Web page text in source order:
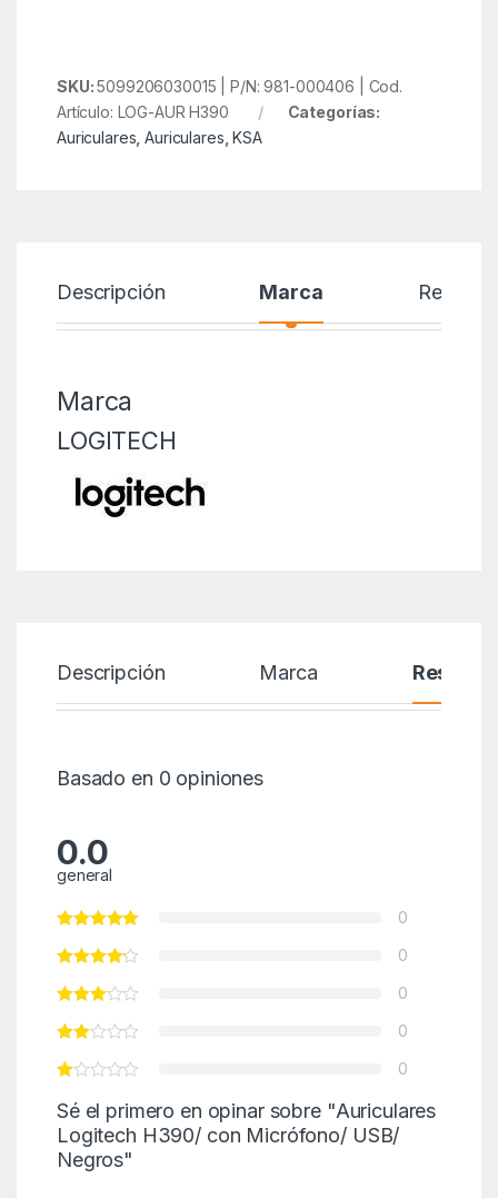
SKU:5099206030015 | P/N: 981-000406 | Cod.
Artículo: LOG-AUR H390
Categorías:
Auriculares ,Auriculares ,KSA
Descripción Marca Reseñas
Marca
LOGITECH
Descripción Marca Reseñas
Basado en 0 opiniones
0.0
general
0
0
0
0
0
Sé el primero en opinar sobre "Auriculares
Logitech H390/ con Micrófono/ USB/
Negros"